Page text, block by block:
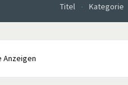
Titel Kategorie
Anzeigen